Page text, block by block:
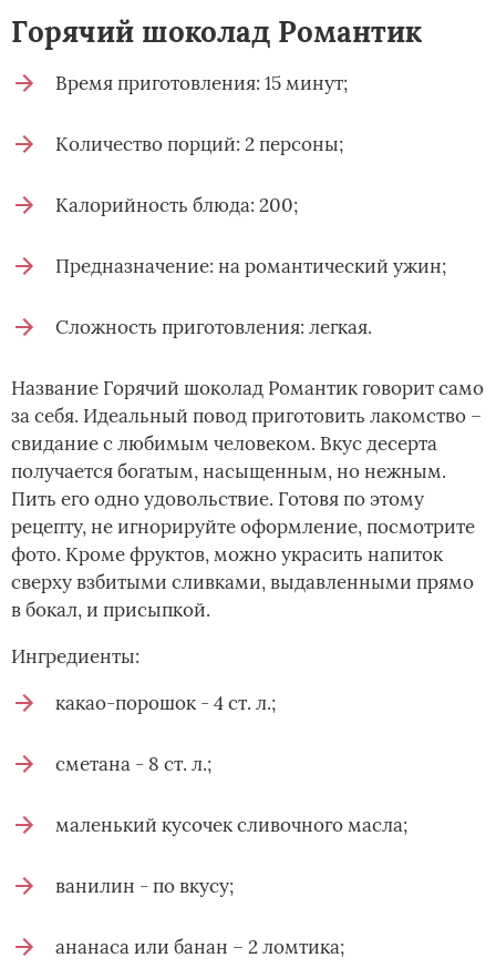
Горячий шоколад Романтик
Время приготовления: 15 минут;
Количество порций: 2 персоны;
Калорийность блюда: 200;
Предназначение: на романтический ужин;
Сложность приготовления: легкая.
Название Горячий шоколад Романтик говорит само
за себя. Идеальный повод приготовить лакомство –
свидание с любимым человеком. Вкус десерта
получается богатым, насыщенным, но нежным.
Пить его одно удовольствие. Готовя по этому
рецепту, не игнорируйте оформление, посмотрите
фото. Кроме фруктов, можно украсить напиток
сверху взбитыми сливками, выдавленными прямо
в бокал, и присыпкой.
Ингредиенты:
какао-порошок - 4 ст. л.;
сметана - 8 ст. л.;
маленький кусочек сливочного масла;
ванилин - по вкусу;
ананаса или банан – 2 ломтика;